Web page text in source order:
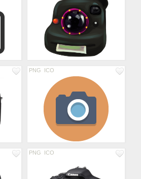
PNG ICO
PNG ICO